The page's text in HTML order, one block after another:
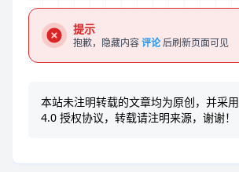
提示
抱歉，隐藏内容评论后刷新页面可见
本站未注明转载的文章均为原创，并采用
4.0 授权协议，转载请注明来源，谢谢！